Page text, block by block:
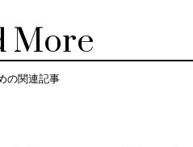
More
の関連記事